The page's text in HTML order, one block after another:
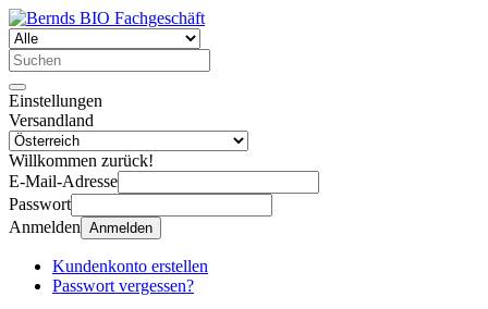
Einstellungen
Versandland
Willkommen zurück!
E-Mail-Adresse
Passwort
Anmelden Anmelden
Kundenkonto erstellen
Passwort vergessen?